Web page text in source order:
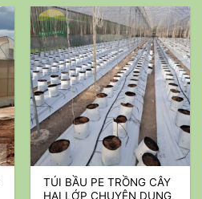
TÚI BẦU PE TRỒNG CÂY
HAI LỚP CHUYÊN DỤNG